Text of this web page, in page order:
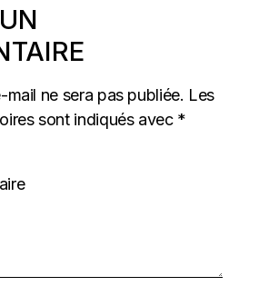
mail ne sera pas publiée. Les
sont indiqués avec *